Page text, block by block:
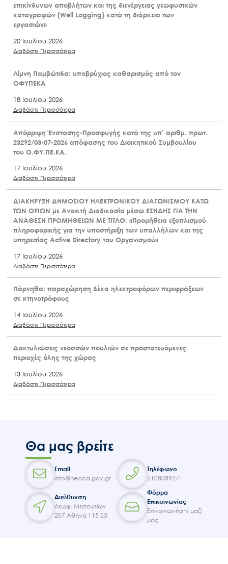
επικίνδυνων αποβλήτων και της διενέργειας γεωφυσικών
καταγραφών (Well Logging) κατά τη διάρκεια των
εργασιών»
20 Ιουλίου 2026
Διαβάστε Περισσότερα
Λίμνη Παμβώτιδα: υποβρύχιος καθαρισμός από τον
ΟΦΥΠΕΚΑ
18 Ιουλίου 2026
Διαβάστε Περισσότερα
Απόρριψη Ένστασης-Προσφυγής κατά της υπ’ αριθμ. πρωτ.
23292/03-07-2026 απόφασης του Διοικητικού Συμβουλίου
του Ο.ΦΥ.ΠΕ.ΚΑ.
17 Ιουλίου 2026
Διαβάστε Περισσότερα
ΔΙΑΚΗΡΥΞΗ ΔΗΜΟΣΙΟΥ ΗΛΕΚΤΡΟΝΙΚΟΥ ΔΙΑΓΩΝΙΣΜΟΥ ΚΑΤΩ
ΤΩΝ ΟΡΙΩΝ με Ανοικτή Διαδικασία μέσω ΕΣΗΔΗΣ ΓΙΑ ΤΗΝ
ΑΝΑΘΕΣΗ ΠΡΟΜΗΘΕΙΩΝ ΜΕ ΤΙΤΛΟ: «Προμήθεια εξοπλισμού
πληροφορικής για την υποστήριξη των υπαλλήλων και της
υπηρεσίας Active Directory του Οργανισμού»
17 Ιουλίου 2026
Διαβάστε Περισσότερα
Πάρνηθα: παραχώρηση δέκα ηλεκτροφόρων περιφράξεων
σε κτηνοτρόφους
14 Ιουλίου 2026
Διαβάστε Περισσότερα
Δακτυλιώσεις νεοσσών πουλιών σε προστατευόμενες
περιοχές όλης της χώρας
13 Ιουλίου 2026
Διαβάστε Περισσότερα
Θα μας βρείτε
Email
info@necca.gov.gr
Τηλέφωνο
2108089271
Διεύθυνση
Λεωφ. Μεσογείων
207 Αθήνα 115 25
Φόρμα
Επικοινωνίας
Επικοινωνήστε μαζί
μας